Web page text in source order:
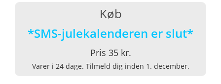
Køb
*SMS-julekalenderen er slut*
Pris 35 kr.
Varer i 24 dage. Tilmeld dig inden 1. december.